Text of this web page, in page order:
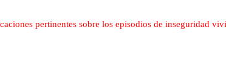
pertinentes sobre los episodios de inseguridad